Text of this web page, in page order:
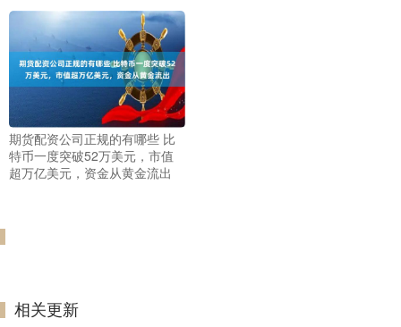
期货配资公司正规的有哪些 比
特币一度突破52万美元，市值
超万亿美元，资金从黄金流出
相关更新